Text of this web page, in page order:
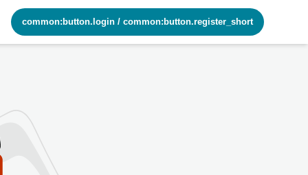
common:button.login / common:button.register_short